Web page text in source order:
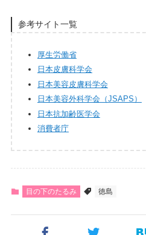
参考サイト一覧
厚生労働省
日本皮膚科学会
日本美容皮膚科学会
日本美容外科学会（JSAPS）
日本抗加齢医学会
消費者庁
目の下のたるみ 徳島